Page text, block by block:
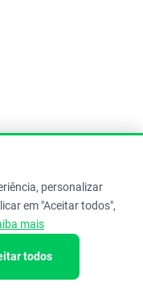
personalizar
em "Aceitar todos",
mais
todos